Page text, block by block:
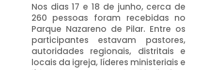
Nos dias 17 e 18 de junho, cerca de
260 pessoas foram recebidas no
Parque Nazareno de Pilar. Entre os
participantes estavam pastores,
autoridades regionais, distritais e
locais da igreja, líderes ministeriais e